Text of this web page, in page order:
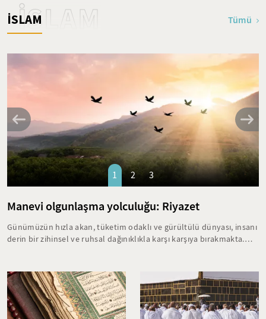
İSLAM
İSLAM Tümü
Manevi olgunlaşma yolculuğu: Riyazet
Günümüzün hızla akan, tüketim odaklı ve gürültülü dünyası, insanı
derin bir zihinsel ve ruhsal dağınıklıkla karşı karşıya bırakmakta.
güncelliğini korumakta. Bu çalışma, klasikten günümüze uzanan
ruhsal disiplin yöntemlerini ve bu yöntemlerin günümüz
dünyasındaki karşılıklarını ele alıyor.
1 2 3